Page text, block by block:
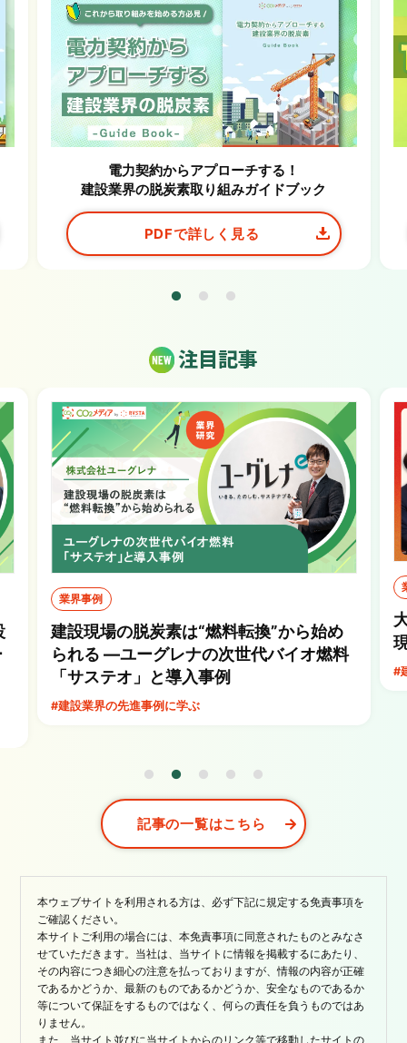
電力契約からアプローチする！
建設業界の脱炭素取り組みガイドブック
PDFで詳しく見る
注目記事
業界事例
建設現場の脱炭素は“燃料転換”から始め
られる ―ユーグレナの次世代バイオ燃料
「サステオ」と導入事例
#建設業界の先進事例に学ぶ
#
記事の一覧はこちら
本ウェブサイトを利用される方は、必ず下記に規定する免責事項を
ご確認ください。
本サイトご利用の場合には、本免責事項に同意されたものとみなさ
せていただきます。当社は、当サイトに情報を掲載するにあたり、
その内容につき細心の注意を払っておりますが、情報の内容が正確
であるかどうか、最新のものであるかどうか、安全なものであるか
等について保証をするものではなく、何らの責任を負うものではあ
りません。
また、当サイト並びに当サイトからのリンク等で移動したサイトの